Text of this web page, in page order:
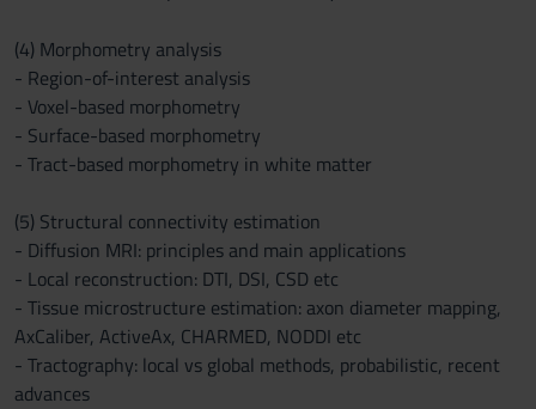
(4) Morphometry analysis
- Region-of-interest analysis
- Voxel-based morphometry
- Surface-based morphometry
- Tract-based morphometry in white matter
(5) Structural connectivity estimation
- Diffusion MRI: principles and main applications
- Local reconstruction: DTI, DSI, CSD etc
- Tissue microstructure estimation: axon diameter mapping,
AxCaliber, ActiveAx, CHARMED, NODDI etc
- Tractography: local vs global methods, probabilistic, recent
advances